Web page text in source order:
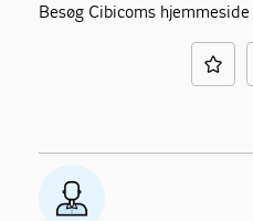
Besøg Cibicoms hjemmeside